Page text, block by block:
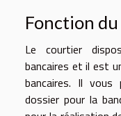
Fonction
Le courtier
bancaires et il est
bancaires. Il vous
dossier pour la